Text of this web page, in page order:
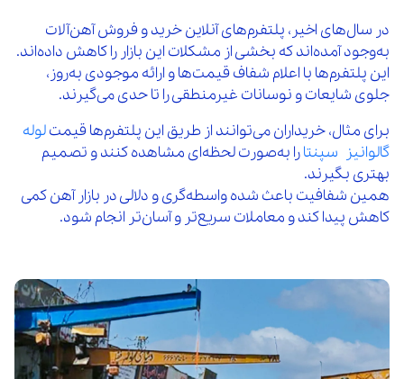
در سال‌های اخیر، پلتفرم‌های آنلاین خرید و فروش آهن‌آلات
به‌وجود آمده‌اند که بخشی از مشکلات این بازار را کاهش داده‌اند.
این پلتفرم‌ها با اعلام شفاف قیمت‌ها و ارائه موجودی به‌روز،
جلوی شایعات و نوسانات غیرمنطقی را تا حدی می‌گیرند.
برای مثال، خریداران می‌توانند از طریق این پلتفرم‌ها قیمتلوله
گالوانیز سپنتارا به‌صورت لحظه‌ای مشاهده کنند و تصمیم
بهتری بگیرند.
همین شفافیت باعث شده واسطه‌گری و دلالی در بازار آهن کمی
کاهش پیدا کند و معاملات سریع‌تر و آسان‌تر انجام شود.